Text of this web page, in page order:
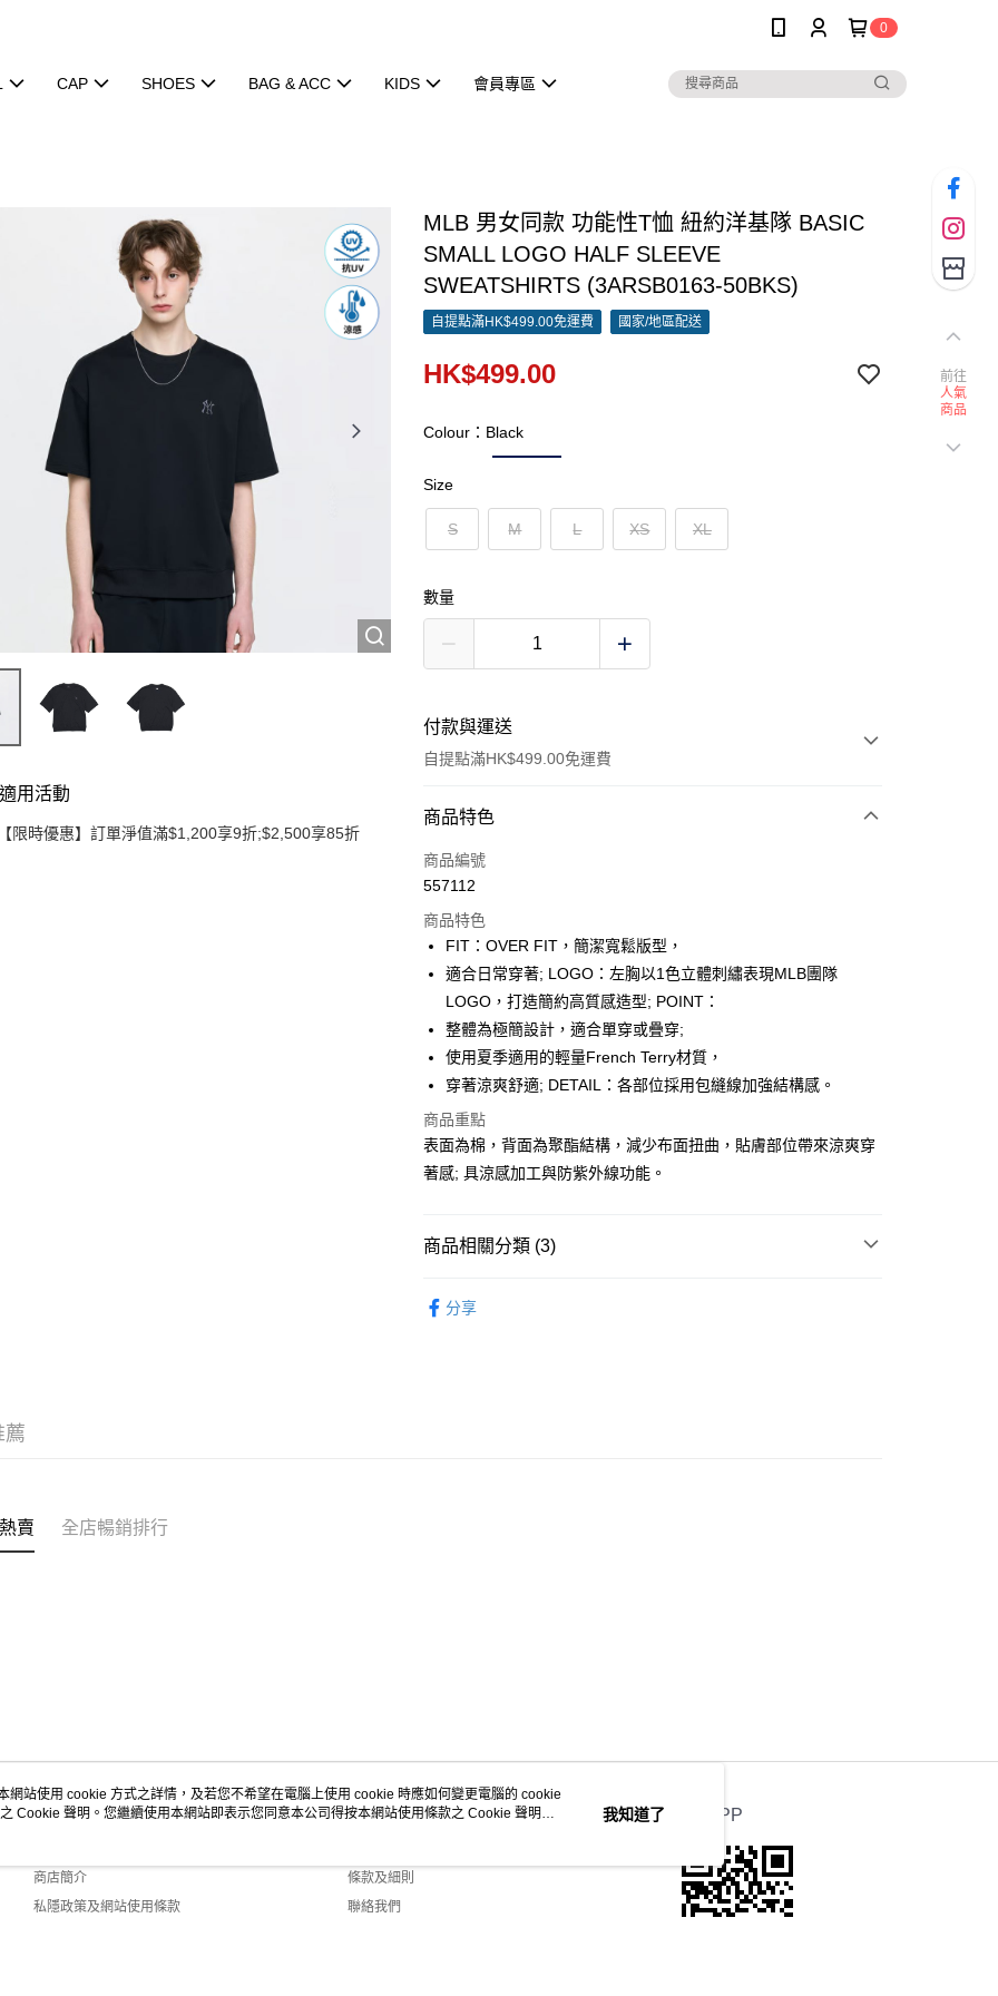
0
CAP SHOES BAG & ACC KIDS 會員專區
用活動
限時優惠】訂單淨值滿$1,200享9折;$2,500享85折
MLB 男女同款 功能性T恤 紐約洋基隊 BASIC
SMALL LOGO HALF SLEEVE
SWEATSHIRTS (3ARSB0163-50BKS)
自提點滿HK$499.00免運費 國家/地區配送
HK$499.00
Colour：Black
Size
S M L XS XL
數量
付款與運送
自提點滿HK$499.00免運費
付款方式
信用卡
Google Pay
AlipayHK
WeChat Pay
送貨方式
付款後順豐站及營業點
每筆HK$50.00，滿HK$499.00或以上免運費
每筆HK$50.00，滿HK$499.00或以上免運費
每筆HK$50.00，滿HK$499.00或以上免運費
商品特色
商品編號
557112
商品特色
FIT：OVER FIT，簡潔寬鬆版型，
適合日常穿著; LOGO：左胸以1色立體刺繡表現MLB團隊
LOGO，打造簡約高質感造型; POINT：
整體為極簡設計，適合單穿或疊穿;
使用夏季適用的輕量French Terry材質，
穿著涼爽舒適; DETAIL：各部位採用包縫線加強結構感。
商品重點
表面為棉，背面為聚酯結構，減少布面扭曲，貼膚部位帶來涼爽穿
著感; 具涼感加工與防紫外線功能。
商品相關分類 (3)
分享
薦
賣 全店暢銷排行
關於我們
商店簡介
私隱政策及網站使用條款
客戶服務
條款及細則
聯絡我們
官方APP
前往
人氣
商品
網站使用 cookie 方式之詳情，及若您不希望在電腦上使用 cookie 時應如何變更電腦的 cookie
Cookie 聲明。您繼續使用本網站即表示您同意本公司得按本網站使用條款之 Cookie 聲明使
我知道了